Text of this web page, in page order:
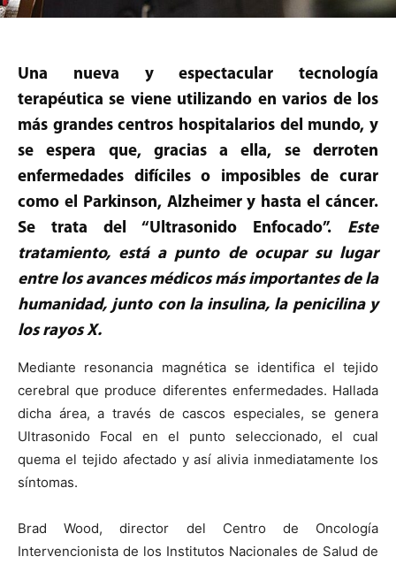
Una nueva y espectacular tecnología
terapéutica se viene utilizando en varios de los
más grandes centros hospitalarios del mundo, y
se espera que, gracias a ella, se derroten
enfermedades difíciles o imposibles de curar
como el Parkinson, Alzheimer y hasta el cáncer.
Se trata del “Ultrasonido Enfocado”. Este
tratamiento, está a punto de ocupar su lugar
entre los avances médicos más importantes de la
humanidad, junto con la insulina, la penicilina y
los rayos X.
Mediante resonancia magnética se identifica el tejido
cerebral que produce diferentes enfermedades. Hallada
dicha área, a través de cascos especiales, se genera
Ultrasonido Focal en el punto seleccionado, el cual
quema el tejido afectado y así alivia inmediatamente los
síntomas.
Brad Wood, director del Centro de Oncología
Intervencionista de los Institutos Nacionales de Salud de